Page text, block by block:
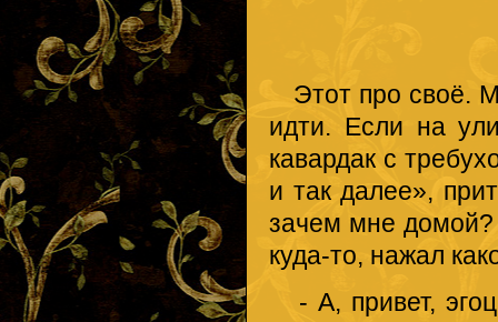
Этот про своё.
идти. Если на
кавардак с
и так далее»,
зачем мне
куда-то, нажал
- А, привет,